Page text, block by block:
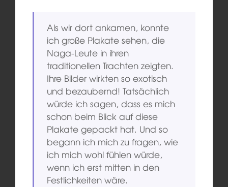
Als wir dort ankamen, konnte
ich große Plakate sehen, die
Naga-Leute in ihren
traditionellen Trachten zeigten.
Ihre Bilder wirkten so exotisch
und bezaubernd! Tatsächlich
würde ich sagen, dass es mich
schon beim Blick auf diese
Plakate gepackt hat. Und so
begann ich mich zu fragen, wie
ich mich wohl fühlen würde,
wenn ich erst mitten in den
Festlichkeiten wäre.